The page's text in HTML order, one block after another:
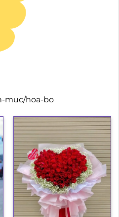
muc/hoa-bo